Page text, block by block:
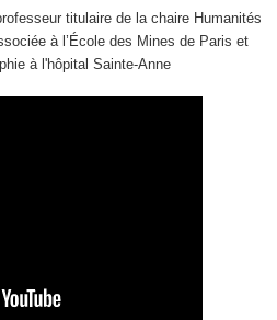
titulaire de la chaire Humanités
à l’École des Mines de Paris et
à l'hôpital Sainte-Anne